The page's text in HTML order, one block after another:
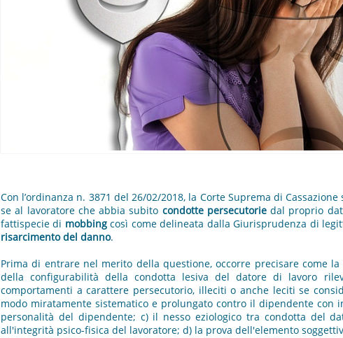
Con l’ordinanza n. 3871 del 26/02/2018, la Corte Suprema di
se al lavoratore che abbia subito condotte persecutoriedal proprio
fattispecie di mobbingcosì come delineata dalla Giurisprudenza di
risarcimento del danno.
Prima di entrare nel merito della questione, occorre precisare come
della configurabilità della condotta lesiva del datore di lavoro
comportamenti a carattere persecutorio, illeciti o anche leciti se
modo miratamente sistematico e prolungato contro il dipendente con
personalità del dipendente; c) il nesso eziologico tra condotta del
all'integrità psico-fisica del lavoratore; d) la prova dell'elemento